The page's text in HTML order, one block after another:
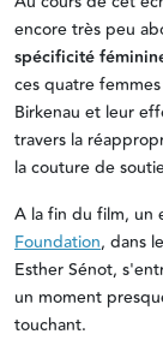
encore très peu
spécificité
ces quatre
Birkenau et leur
travers la
la couture de
A la fin du film, un
Foundation, dans
Esther Sénot,
un moment
touchant.